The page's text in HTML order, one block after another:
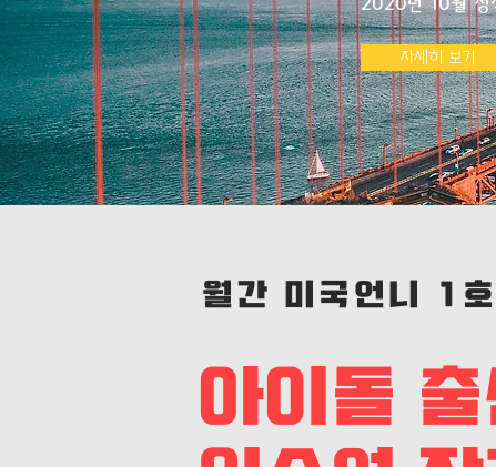
자세히 보기
​월간 미국언니 1호
아이돌